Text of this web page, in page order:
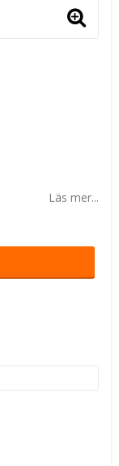
Läs mer...